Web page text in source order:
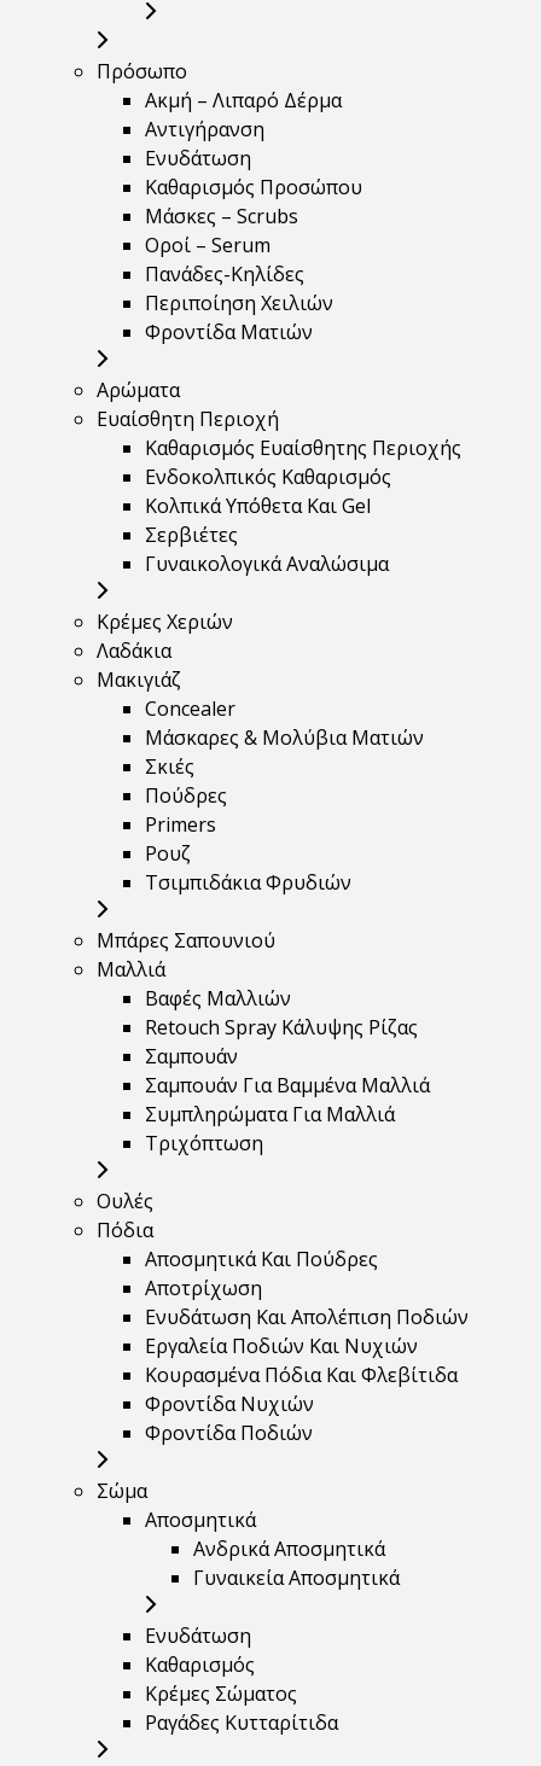
Πρόσωπο
Ακμή – Λιπαρό Δέρμα
Αντιγήρανση
Ενυδάτωση
Καθαρισμός Προσώπου
Μάσκες – Scrubs
Οροί – Serum
Πανάδες-Κηλίδες
Περιποίηση Χειλιών
Φροντίδα Ματιών
Αρώματα
Ευαίσθητη Περιοχή
Καθαρισμός Ευαίσθητης Περιοχής
Ενδοκολπικός Καθαρισμός
Κολπικά Υπόθετα Και Gel
Σερβιέτες
Γυναικολογικά Αναλώσιμα
Κρέμες Χεριών
Λαδάκια
Μακιγιάζ
Concealer
Μάσκαρες & Μολύβια Ματιών
Σκιές
Πούδρες
Primers
Ρουζ
Τσιμπιδάκια Φρυδιών
Μπάρες Σαπουνιού
Μαλλιά
Βαφές Μαλλιών
Retouch Spray Κάλυψης Ρίζας
Σαμπουάν
Σαμπουάν Για Βαμμένα Μαλλιά
Συμπληρώματα Για Μαλλιά
Τριχόπτωση
Ουλές
Πόδια
Αποσμητικά Και Πούδρες
Αποτρίχωση
Ενυδάτωση Και Απολέπιση Ποδιών
Εργαλεία Ποδιών Και Νυχιών
Κουρασμένα Πόδια Και Φλεβίτιδα
Φροντίδα Νυχιών
Φροντίδα Ποδιών
Σώμα
Αποσμητικά
Ανδρικά Αποσμητικά
Γυναικεία Αποσμητικά
Ενυδάτωση
Καθαρισμός
Κρέμες Σώματος
Ραγάδες Κυτταρίτιδα